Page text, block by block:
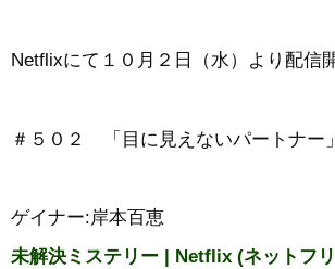
Netflixにて１０月２日（水）より配信
＃５０２ 「目に見えないパートナー」
ゲイナー:岸本百恵
未解決ミステリー | Netflix ( ネ ッ ト フ リ